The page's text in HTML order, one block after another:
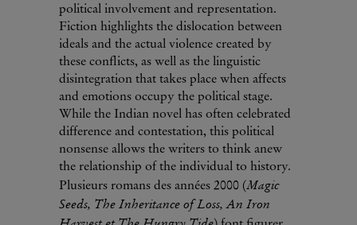
political involvement and representation.
Fiction highlights the dislocation between
ideals and the actual violence created by
these conflicts, as well as the linguistic
disintegration that takes place when affects
and emotions occupy the political stage.
While the Indian novel has often celebrated
difference and contestation, this political
nonsense allows the writers to think anew
the relationship of the individual to history.
Plusieurs romans des années 2000 (Magic
Seeds, The Inheritance of Loss, An Iron